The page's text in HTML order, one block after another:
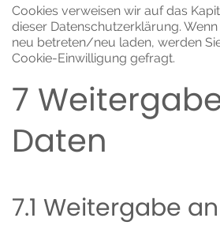
Cookies verweisen wir auf das
dieser Datenschutzerklärung.
neu betreten/neu laden, werden
Cookie-Einwilligung gefragt.
7
Daten
7.1 Weitergabe